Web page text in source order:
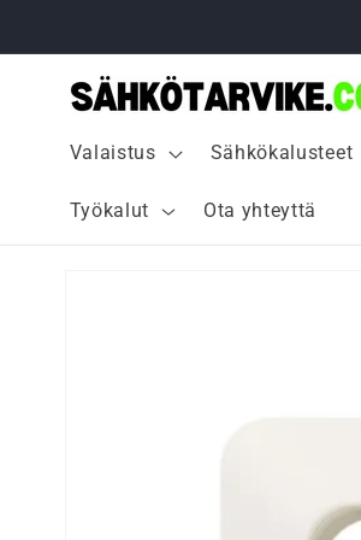
sisältöön
Valaistus Sähkökalusteet
Työkalut Ota yhteyttä